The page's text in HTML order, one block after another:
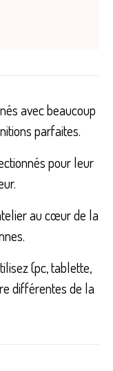
avec beaucoup
parfaites.
pour leur
au cœur de la
(pc, tablette,
différentes de la